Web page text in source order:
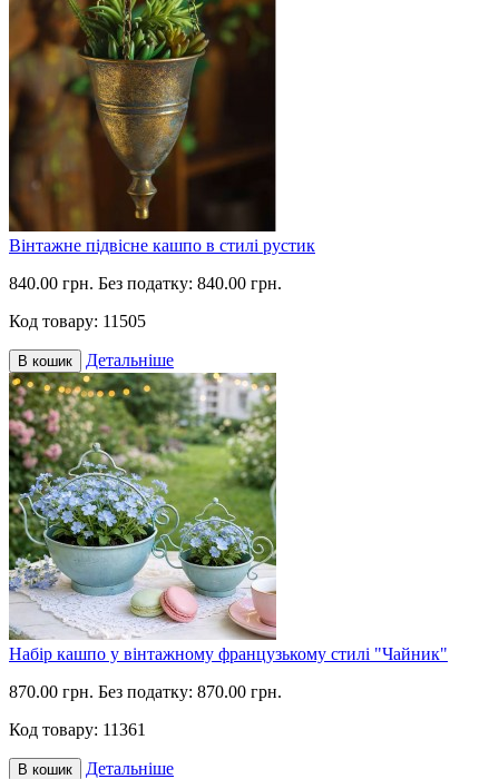
Вінтажне підвісне кашпо в стилі рустик
840.00 грн. Без податку: 840.00 грн.
Код товару: 11505
В кошик Детальніше
Набір кашпо у вінтажному французькому стилі "Чайник"
870.00 грн. Без податку: 870.00 грн.
Код товару: 11361
В кошик Детальніше